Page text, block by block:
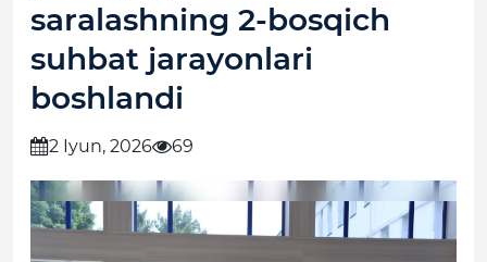
saralashning 2-bosqich
suhbat jarayonlari
boshlandi
2 Iyun, 2026 69